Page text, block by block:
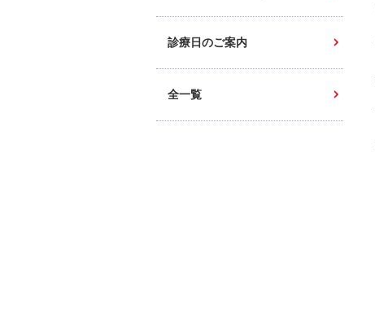
診療日のご案内
全一覧